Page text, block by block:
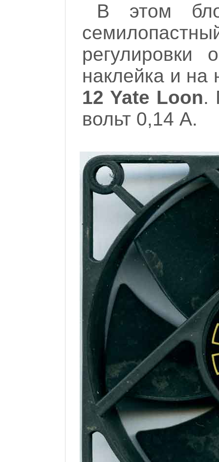
В этом
регулировки
наклейка и на
12 Yate Loon.
вольт 0,14 А.